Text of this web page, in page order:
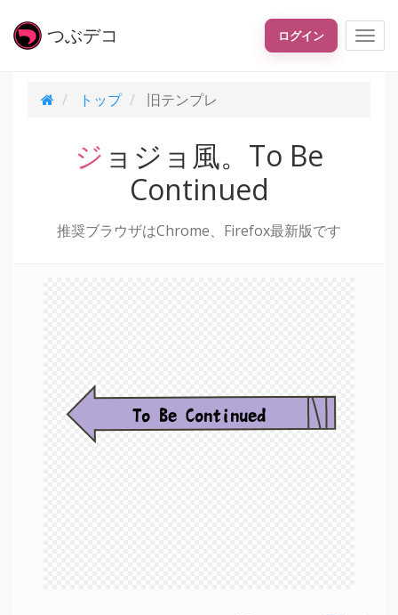
つぶデコ ログイン
トップ 旧テンプレ
ジョジョ風。To Be
Continued
推奨ブラウザはChrome、Firefox最新版です
To Be Continued